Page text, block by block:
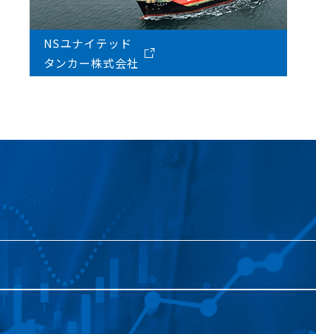
NSユナイテッド
タンカー株式会社